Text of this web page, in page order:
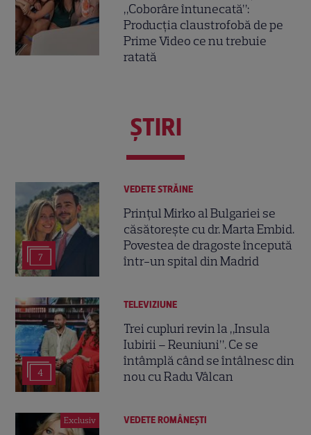
„Coborâre întunecată”:
Producția claustrofobă de pe
Prime Video ce nu trebuie
ratată
ŞTIRI
7
VEDETE STRĂINE
Prințul Mirko al Bulgariei se
căsătorește cu dr. Marta Embid.
Povestea de dragoste începută
într-un spital din Madrid
4
TELEVIZIUNE
Trei cupluri revin la „Insula
Iubirii – Reuniuni”. Ce se
întâmplă când se întâlnesc din
nou cu Radu Vâlcan
Exclusiv VEDETE ROMÂNEŞTI